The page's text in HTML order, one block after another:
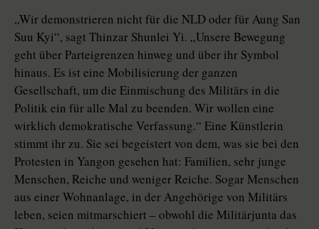
„Wir demonstrieren nicht für die NLD oder für Aung San
Suu Kyi“, sagt Thinzar Shunlei Yi. „Unsere Bewegung
geht über Parteigrenzen hinweg und über ihr Symbol
hinaus. Es ist eine Mobilisierung der ganzen
Gesellschaft, um die Einmischung des Militärs in die
Politik ein für alle Mal zu beenden. Wir wollen eine
wirklich demokratische Verfassung.“ Eine Künstlerin
stimmt ihr zu. Sie sei begeistert von dem, was sie bei den
Protesten in Yangon gesehen hat: Familien, sehr junge
Menschen, Reiche und weniger Reiche. Sogar Menschen
aus einer Wohnanlage, in der Angehörige von Militärs
leben, seien mitmarschiert – obwohl die Militärjunta das